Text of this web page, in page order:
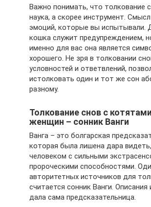
Важно понимать, что толкование
наука, а скорее инструмент.
эмоций, которые вы испытывали.
кошка служит предупреждением,
именно для вас она является
хорошего. Не зря в толковании
условностей и ответвлений,
истолковать один и тот же сон
разному.
Толкование снов с
женщин – сонник Ванги
Ванга – это болгарская
которая была лишена дара
человеком с сильными
пророческими способностями.
авторитетных источников для
считается сонник Ванги. Описания
дала сама предсказательница.